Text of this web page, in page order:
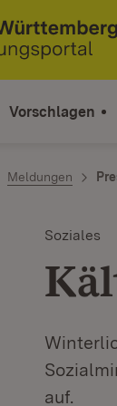
Vorschlagen
Meldungen
Soziales
auf.